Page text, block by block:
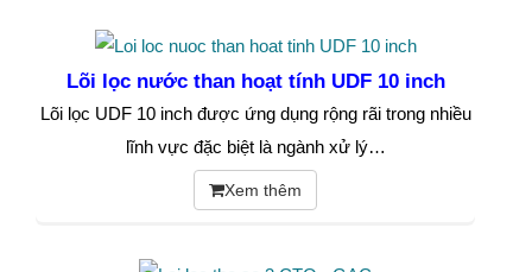
Lõi lọc nước than hoạt tính UDF 10 inch
Lõi lọc UDF 10 inch được ứng dụng rộng rãi trong nhiều
lĩnh vực đặc biệt là ngành xử lý…
Xem thêm